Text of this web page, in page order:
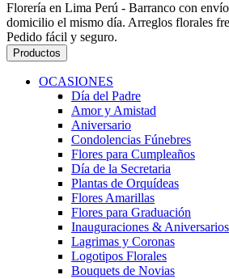
Florería en Lima Perú - Barranco con
domicilio el mismo día. Arreglos florales
Pedido fácil y seguro.
Productos
OCASIONES
Día del Padre
Amor y Amistad
Aniversario
Condolencias Fúnebres
Flores para Cumpleaños
Día de la Secretaria
Plantas de Orquídeas
Flores Amarillas
Flores para Graduación
Inauguraciones & Aniversarios
Lagrimas y Coronas
Logotipos Florales
Bouquets de Novias